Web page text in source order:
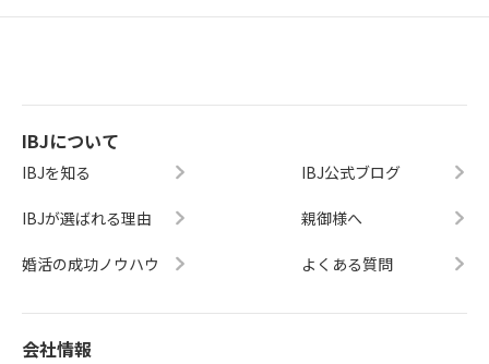
IBJについて
IBJを知る
IBJが選ばれる理由
婚活の成功ノウハウ
IBJ公式ブログ
親御様へ
よくある質問
会社情報